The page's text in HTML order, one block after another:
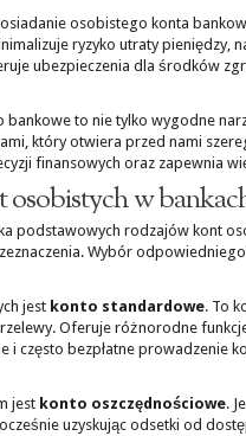
osobistego konta
ryzyko utraty pieniędzy,
ubezpieczenia dla środków
to nie tylko wygodne
który otwiera przed nami
finansowych oraz zapewnia
osobistych w
podstawowych rodzajów kont
Wybór
jest konto standardowe. To
Oferuje różnorodne
i często bezpłatne prowadzenie
jest konto oszczędnościowe.
uzyskując odsetki od